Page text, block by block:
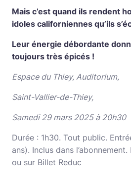
Mais c’est quand ils rendent
idoles californiennes qu’ils
Leur énergie débordante
toujours très épicés !
Espace du Thiey, Auditorium,
Saint-Vallier-de-Thiey,
Samedi 29 mars 2025 à 20h30
Durée : 1h30. Tout public.
ans). Inclus dans
ou sur Billet Reduc